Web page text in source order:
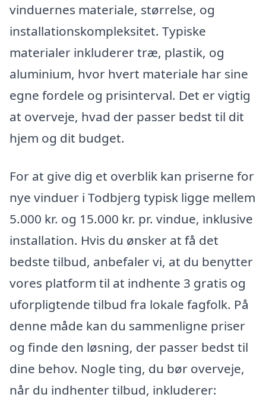
vinduernes materiale, størrelse, og
installationskompleksitet. Typiske
materialer inkluderer træ, plastik, og
aluminium, hvor hvert materiale har sine
egne fordele og prisinterval. Det er vigtig
at overveje, hvad der passer bedst til dit
hjem og dit budget.
For at give dig et overblik kan priserne for
nye vinduer i Todbjerg typisk ligge mellem
5.000 kr. og 15.000 kr. pr. vindue, inklusive
installation. Hvis du ønsker at få det
bedste tilbud, anbefaler vi, at du benytter
vores platform til at indhente 3 gratis og
uforpligtende tilbud fra lokale fagfolk. På
denne måde kan du sammenligne priser
og finde den løsning, der passer bedst til
dine behov. Nogle ting, du bør overveje,
når du indhenter tilbud, inkluderer: